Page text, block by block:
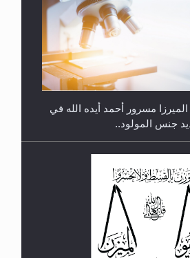
عليه السلام.. 4...
مسرور أحمد أيده الله في
جنس المولود..